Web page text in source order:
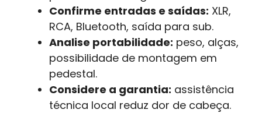
Confirme entradas e saídas: XLR,
RCA, Bluetooth, saída para sub.
Analise portabilidade: peso, alças,
possibilidade de montagem em
pedestal.
Considere a garantia: assistência
técnica local reduz dor de cabeça.